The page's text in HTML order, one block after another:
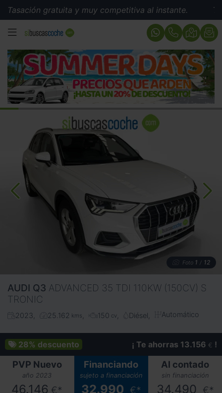
gratuita y muy competitiva al instante.
MENÚ
Foto 1 / 12
AUDI Q3 ADVANCED 35 TDI 110KW (150CV) S
TRONIC
2023 25.162 kms 150 cv Diésel Automático
28% descuento ¡ Te ahorras 13.156 € !
PVP Nuevo
año 2023
46.146 €*
Financiando
sujeto a financiación
32.990 €*
Al contado
sin financiación
34.490 €*